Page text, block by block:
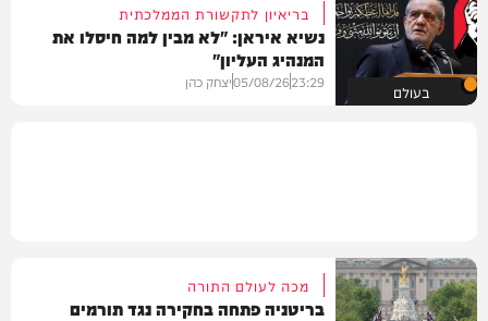
בעולם
בריאיון לתקשורת הממלכתית
נשיא איראן: "לא מבין למה חיסלו את
המנהיג העליון"
23:29
05/08/26יצחק כהן
מכה לעולם התורה
בריטניה פתחה בחקירה נגד תורמים